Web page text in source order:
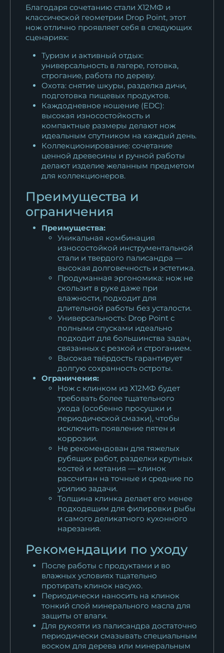
Благодаря сочетанию стали Х12МФ и
классической геометрии Drop Point, этот
нож отлично проявляет себя в следующих
сценариях:
Туризм и активный отдых:
универсальность в лагере, готовка,
строгание, работа по дереву.
Охота: снятие шкуры, разделка дичи,
подготовка пищевых продуктов.
Каждодневное ношение (EDC):
высокая износостойкость и
компактные размеры делают нож
идеальным спутником на каждый день.
Коллекционирование: сочетание
ценной древесины и ручной работы
делают изделие желанным предметом
для коллекционеров.
Преимущества и
ограничения
Преимущества:
Уникальная комбинация
износостойкой инструментальной
стали и твердого палисандра —
высокая долговечность и эстетика.
Продуманная эргономика: нож не
скользит в руке даже при
влажности, подходит для
длительной работы без усталости.
Универсальность: Drop Point с
полными спусками идеально
подходит для большинства задач,
связанных с резкой и строганием.
Высокая твёрдость гарантирует
долгую сохранность остроты.
Ограничения:
Нож с клинком из Х12МФ будет
требовать более тщательного
ухода (особенно просушки и
периодической смазки), чтобы
исключить появление пятен и
коррозии.
Не рекомендован для тяжелых
рубящих работ, разделки крупных
костей и метания — клинок
рассчитан на точные и средние по
усилию задачи.
Толщина клинка делает его менее
подходящим для филировки рыбы
и самого деликатного кухонного
нарезания.
Рекомендации по уходу
После работы с продуктами и во
влажных условиях тщательно
протирать клинок насухо.
Периодически наносить на клинок
тонкий слой минерального масла для
защиты от влаги.
Для рукояти из палисандра достаточно
периодически смазывать специальным
воском для дерева или минеральным